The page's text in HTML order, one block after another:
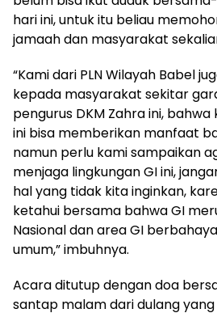
hari ini, untuk itu beliau
jamaah dan masyarakat
“Kami dari PLN Wilayah Babel
kepada masyarakat sekitar
pengurus DKM Zahra ini,
ini bisa memberikan manfaat
namun perlu kami sampaikan
menjaga lingkungan GI ini,
hal yang tidak kita inginkan,
ketahui bersama bahwa GI
Nasional dan area GI
umum,” imbuhnya.
Acara ditutup dengan doa
santap malam dari dulang